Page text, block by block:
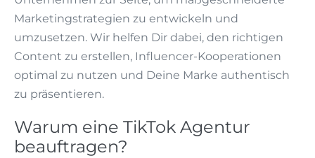
Marketingstrategien zu entwickeln und
umzusetzen. Wir helfen Dir dabei, den richtigen
Content zu erstellen, Influencer-Kooperationen
optimal zu nutzen und Deine Marke authentisch
zu präsentieren.
Warum eine TikTok Agentur
beauftragen?